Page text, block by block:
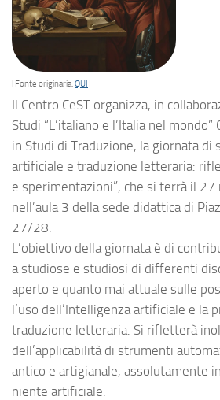
[Fonte originaria:QUI
Il Centro CeST organizza, in
Studi “L’italiano e l’Italia nel
in Studi di Traduzione, la giornata di
artificiale e traduzione letteraria:
e sperimentazioni”, che si terrà il
nell’aula 3 della sede didattica di
27/28.
L’obiettivo della giornata è di
a studiose e studiosi di differenti
aperto e quanto mai attuale sulle
l’uso dell’Intelligenza artificiale e la
traduzione letteraria. Si rifletterà
dell’applicabilità di strumenti
antico e artigianale, assolutamente
niente artificiale.